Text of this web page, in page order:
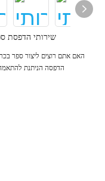
שירותי הדפסת
האם אתם רוצים ליצור ספר
הדפסה הניתנת